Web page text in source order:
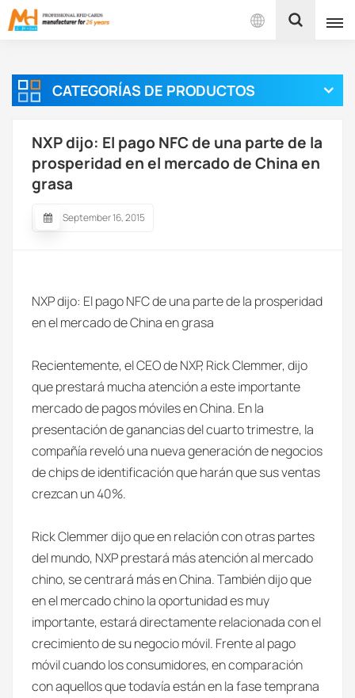
Español
English
Français
Español
CATEGORÍAS DE PRODUCTOS
NXP dijo: El pago NFC de una parte de la
prosperidad en el mercado de China en
grasa
September 16, 2015
NXP dijo: El pago NFC de una parte de la prosperidad
en el mercado de China en grasa
Recientemente, el CEO de NXP, Rick Clemmer, dijo
que prestará mucha atención a este importante
mercado de pagos móviles en China. En la
presentación de ganancias del cuarto trimestre, la
compañía reveló una nueva generación de negocios
de chips de identificación que harán que sus ventas
crezcan un 40%.
Rick Clemmer dijo que en relación con otras partes
del mundo, NXP prestará más atención al mercado
chino, se centrará más en China. También dijo que
en el mercado chino la oportunidad es muy
importante, estará directamente relacionada con el
crecimiento de su negocio móvil. Frente al pago
móvil cuando los consumidores, en comparación
con aquellos que todavía están en la fase temprana